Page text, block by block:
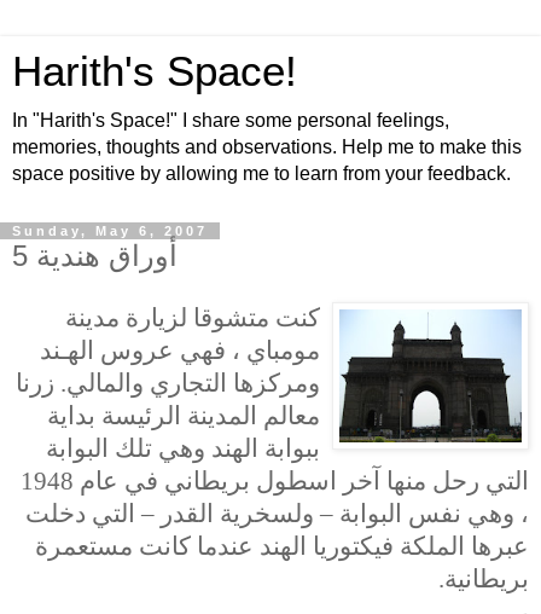
Harith's Space!
In "Harith's Space!" I share some personal feelings,
memories, thoughts and observations. Help me to make this
space positive by allowing me to learn from your feedback.
Sunday, May 6, 2007
أوراق هندية 5
كنت متشوقا لزيارة مدينة
مومباي ، فهي عروس الهـند
ومركزها التجاري والمالي. زرنا
معالم المدينة الرئيسة بداية
ببوابة الهند وهي تلك البوابة
التي رحل منها آخر اسطول بريطاني في عام 1948
، وهي نفس البوابة – ولسخرية القدر – التي دخلت
عبرها الملكة فيكتوريا الهند عندما كانت مستعمرة
بريطانية.